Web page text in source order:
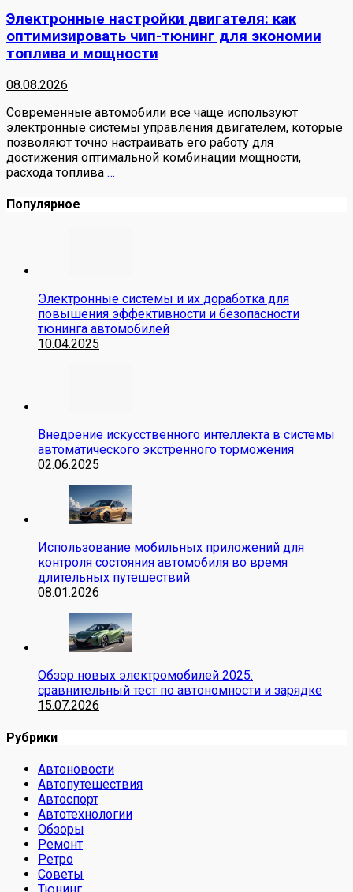
Электронные настройки двигателя: как
оптимизировать чип-тюнинг для экономии
топлива и мощности
08.08.2026
Современные автомобили все чаще используют
электронные системы управления двигателем, которые
позволяют точно настраивать его работу для
достижения оптимальной комбинации мощности,
расхода топлива …
Популярное
Электронные системы и их доработка для
повышения эффективности и безопасности
тюнинга автомобилей
10.04.2025
Внедрение искусственного интеллекта в системы
автоматического экстренного торможения
02.06.2025
Использование мобильных приложений для
контроля состояния автомобиля во время
длительных путешествий
08.01.2026
Обзор новых электромобилей 2025:
сравнительный тест по автономности и зарядке
15.07.2026
Рубрики
Автоновости
Автопутешествия
Автоспорт
Автотехнологии
Обзоры
Ремонт
Ретро
Советы